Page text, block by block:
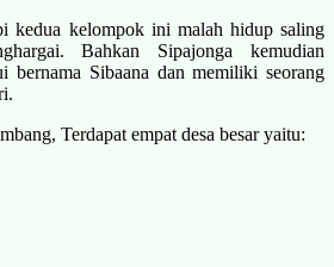
kedua kelompok ini malah hidup saling
Bahkan Sipajonga kemudian
bernama Sibaana dan memiliki seorang
Terdapat empat desa besar yaitu: